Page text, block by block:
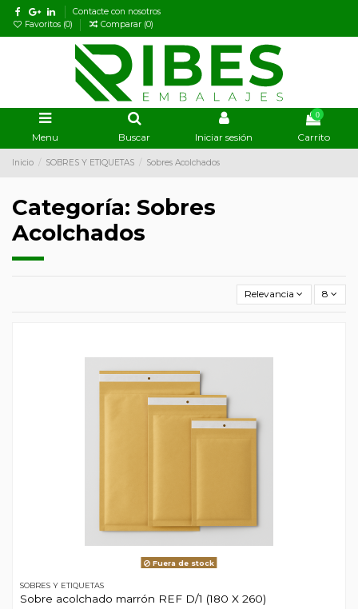
Contacte con nosotros
Favoritos (0) Comparar (0)
Menu Buscar Iniciar sesión
0
Carrito
Inicio SOBRES Y ETIQUETAS Sobres Acolchados
Categoría: Sobres
Acolchados
Relevancia 8
Fuera de stock
SOBRES Y ETIQUETAS
Sobre acolchado marrón REF D/1 (180 X 260)